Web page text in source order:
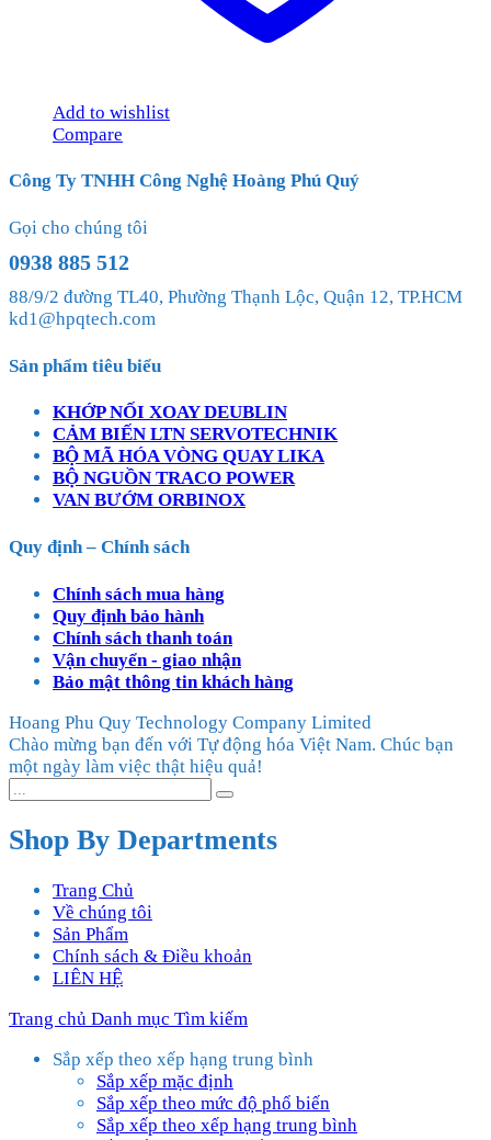
Add to wishlist
Compare
Công Ty TNHH Công Nghệ Hoàng Phú Quý
Gọi cho chúng tôi
0938 885 512
88/9/2 đường TL40, Phường Thạnh Lộc, Quận 12, TP.HCM
kd1@hpqtech.com
Sản phẩm tiêu biểu
KHỚP NỐI XOAY DEUBLIN
CẢM BIẾN LTN SERVOTECHNIK
BỘ MÃ HÓA VÒNG QUAY LIKA
BỘ NGUỒN TRACO POWER
VAN BƯỚM ORBINOX
Quy định – Chính sách
Chính sách mua hàng
Quy định bảo hành
Chính sách thanh toán
Vận chuyển - giao nhận
Bảo mật thông tin khách hàng
Hoang Phu Quy Technology Company Limited
Chào mừng bạn đến với Tự động hóa Việt Nam. Chúc bạn
một ngày làm việc thật hiệu quả!
Shop By Departments
Trang Chủ
Về chúng tôi
Sản Phẩm
Chính sách & Điều khoản
LIÊN HỆ
Trang chủ Danh mục Tìm kiếm
Sắp xếp theo xếp hạng trung bình
Sắp xếp mặc định
Sắp xếp theo mức độ phổ biến
Sắp xếp theo xếp hạng trung bình